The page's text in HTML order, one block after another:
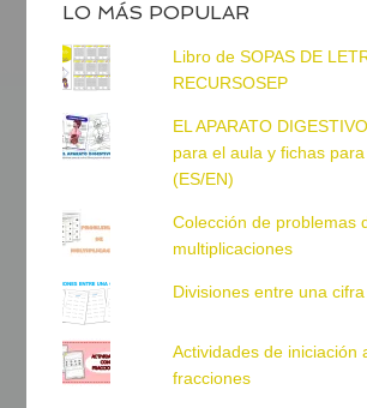
LO MÁS POPULAR
Libro de SOPAS DE
RECURSOSEP
EL APARATO
para el aula y fichas
(ES/EN)
Colección de problemas
multiplicaciones
Divisiones entre una cifra
Actividades de iniciación
fracciones